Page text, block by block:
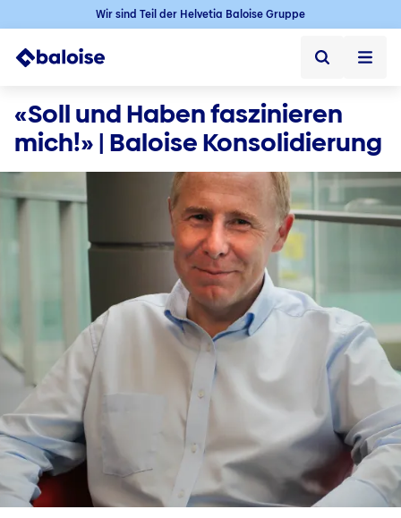
Wir sind Teil der Helvetia Baloise Gruppe
Startseite
Startseite ➞
Jobs
Jobs ➞
Karriere in der Schweiz
Offene Jobs
Baloise als Arbeitgeber
Berufseinstieg
Berufserfahrene
Karriere im Aussendienst
Fragen & Kontakt
Jobs in unseren Ländergesellschaften
Karriere in Liechtenstein
Jobblog
«Soll und Haben faszinieren
mich!» | Baloise Konsolidierung